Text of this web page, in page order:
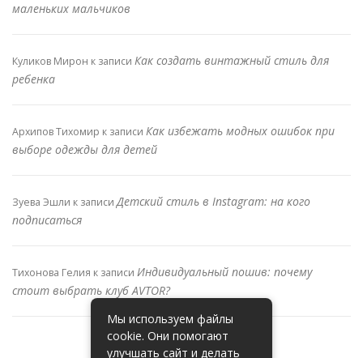
маленьких мальчиков
Куликов Мирон к записи Как создать винтажный стиль для
ребенка
Архипов Тихомир к записи Как избежать модных ошибок при
выборе одежды для детей
Зуева Эшли к записиДетский стиль в Instagram: на кого
подписаться
Тихонова Гелия к записи Индивидуальный пошив: почему
стоит выбрать клуб AVTOR?
Мы используем файлы
cookie. Они помогают
улучшать сайт и делать